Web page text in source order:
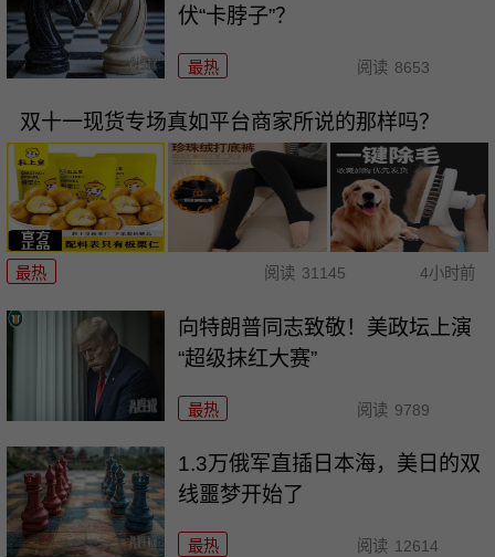
伏“卡脖子”？
最热 阅读 8653
双十一现货专场真如平台商家所说的那样吗？
最热 阅读 31145 4小时前
向特朗普同志致敬！美政坛上演
“超级抹红大赛”
最热 阅读 9789
1.3万俄军直插日本海，美日的双
线噩梦开始了
最热 阅读 12614